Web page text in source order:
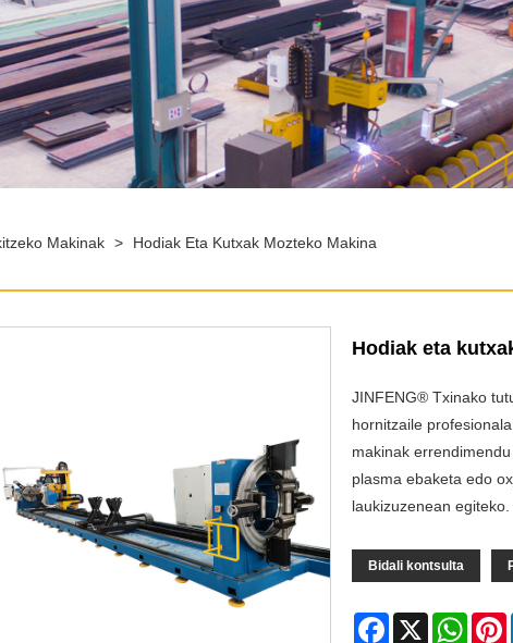
Makinak > Hodiak Eta Kutxak Mozteko Makina
Hodiak eta
JINFENG® Txinako
hornitzaile
makinak
plasma ebaketa edo
laukizuzenean egiteko.
Bidali kontsulta
Facebook
X